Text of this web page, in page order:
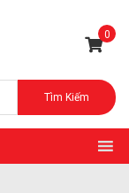
0
Tìm Kiếm